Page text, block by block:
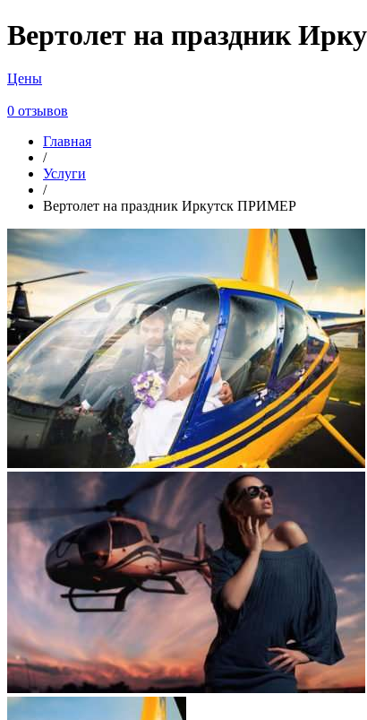
Вертолет на праздник
Цены
0 отзывов
Главная
/
Услуги
/
Вертолет на праздник Иркутск ПРИМЕР